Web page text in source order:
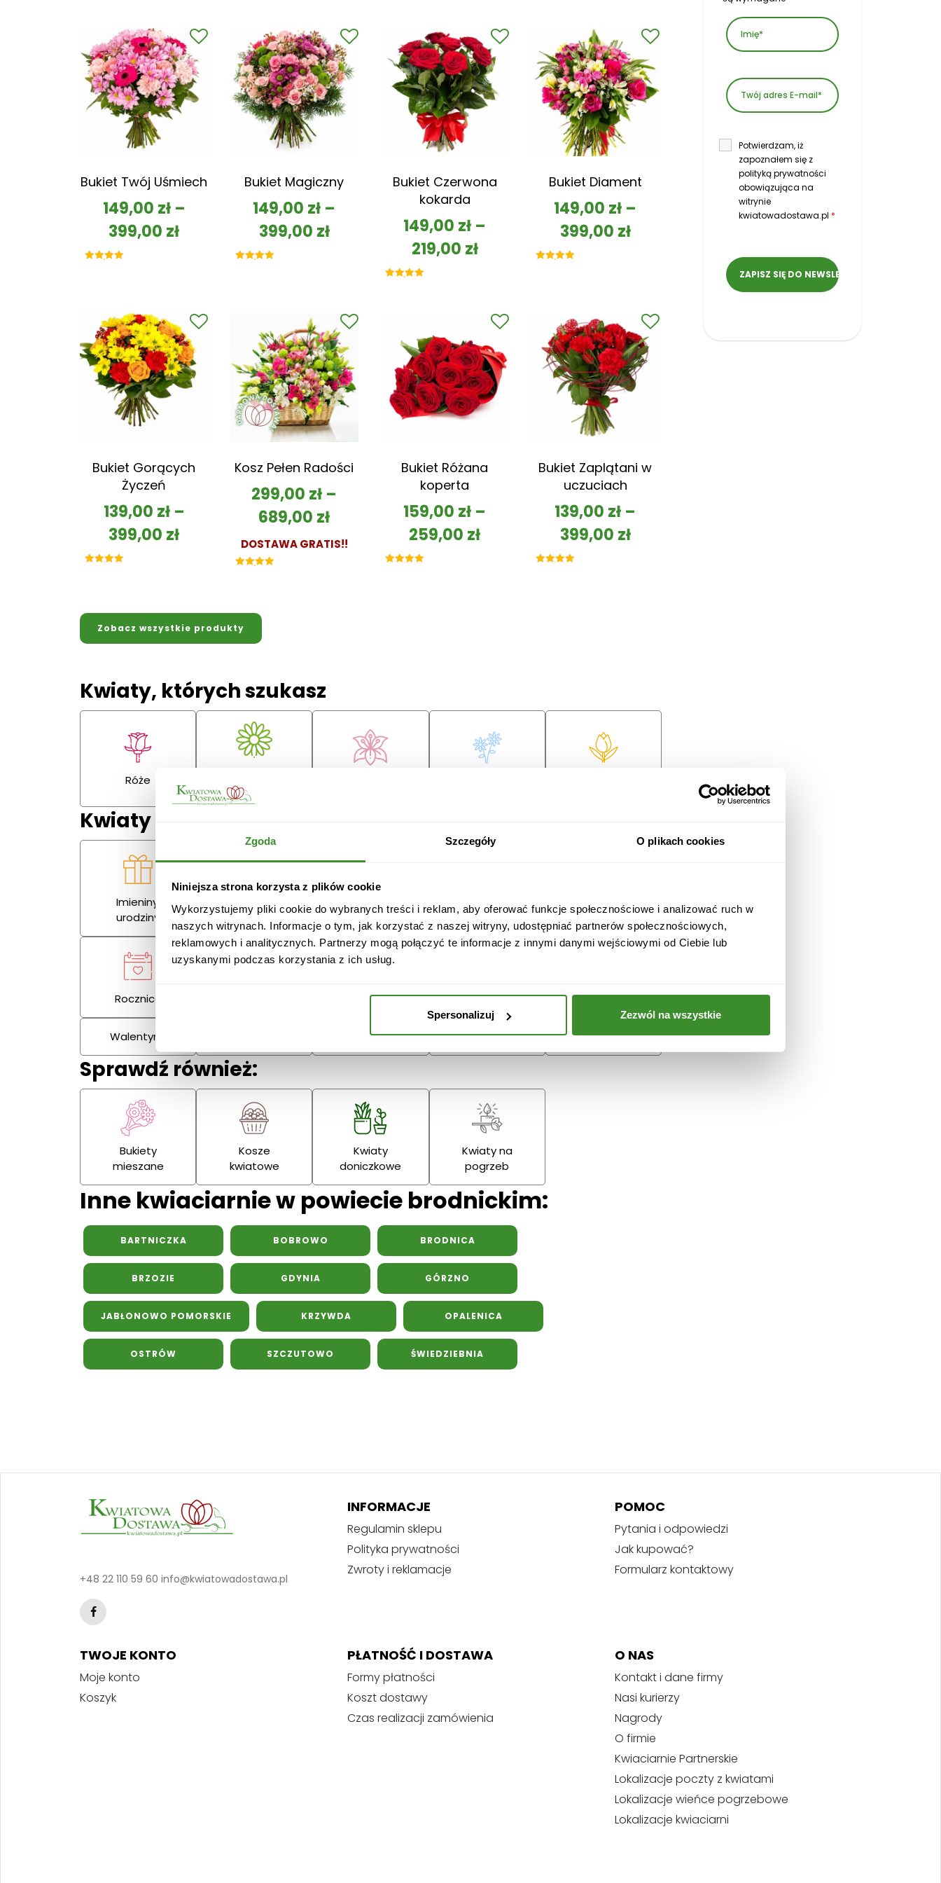
Zgoda Szczegóły O plikach cookies
Niniejsza strona korzysta z plików cookie
Wykorzystujemy pliki cookie do wybranych treści i reklam, aby oferować funkcje społecznościowe i analizować ruch w
naszych witrynach. Informacje o tym, jak korzystać z naszej witryny, udostępniać partnerów społecznościowych,
reklamowych i analitycznych. Partnerzy mogą połączyć te informacje z innymi danymi wejściowymi od Ciebie lub
uzyskanymi podczas korzystania z ich usług.
Spersonalizuj Zezwól na wszystkie
Bukiet Twój Uśmiech
149,00 zł–
399,00 zł
Bukiet Magiczny
149,00 zł –
399,00 zł
Bukiet Czerwona
kokarda
149,00 zł –
219,00 zł
Bukiet Diament
149,00 zł –
399,00 zł
Bukiet Gorących
Życzeń
139,00 zł–
399,00 zł
Kosz Pełen Radości
299,00 zł –
689,00 zł
DOSTAWA GRATIS!!
Bukiet Różana
koperta
159,00 zł –
259,00 zł
Bukiet Zaplątani w
uczuciach
139,00 zł –
399,00 zł
Zobacz wszystkie produkty
Kwiaty, których szukasz
Róże
goździki
Kwiaty na każdą okazję
Imieniny,
urodziny
Miłość Przeprosiny Gratulacje Ślub
Rocznica Podziękowania
Walentynki Wielkanoc Dzień Mamy Dzień Ojca
Sprawdź również:
Bukiety
mieszane
Kosze
kwiatowe
Kwiaty
doniczkowe
Kwiaty na
pogrzeb
Inne kwiaciarnie w powiecie brodnickim:
BARTNICZKA BOBROWO BRODNICA
BRZOZIE GDYNIA GÓRZNO
JABŁONOWO POMORSKIE KRZYWDA OPALENICA
OSTRÓW SZCZUTOWO ŚWIEDZIEBNIA
Potwierdzam, iż
zapoznałem się z
polityką prywatności
obowiązująca na
witrynie
kwiatowadostawa.pl *
+48 22 110 59 60 info@kwiatowadostawa.pl
INFORMACJE
Regulamin sklepu
Polityka prywatności
Zwroty i reklamacje
POMOC
Pytania i odpowiedzi
Jak kupować?
Formularz kontaktowy
TWOJE KONTO
Moje konto
Koszyk
PŁATNOŚĆ I DOSTAWA
Formy płatności
Koszt dostawy
Czas realizacji zamówienia
O NAS
Kontakt i dane firmy
Nasi kurierzy
Nagrody
O firmie
Kwiaciarnie Partnerskie
Lokalizacje poczty z kwiatami
Lokalizacje wieńce pogrzebowe
Lokalizacje kwiaciarni